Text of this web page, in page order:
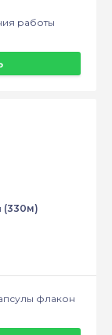
работы
(330м)
флакон